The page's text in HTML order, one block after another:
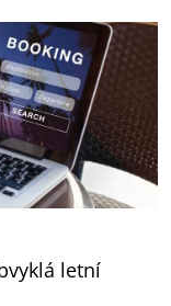
letní